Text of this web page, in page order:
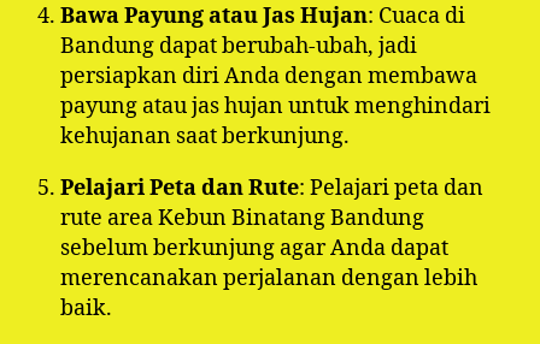
Bawa Payung atau Jas Hujan: Cuaca di
Bandung dapat berubah-ubah, jadi
persiapkan diri Anda dengan membawa
payung atau jas hujan untuk menghindari
kehujanan saat berkunjung.
Pelajari Peta dan Rute: Pelajari peta dan
rute area Kebun Binatang Bandung
sebelum berkunjung agar Anda dapat
merencanakan perjalanan dengan lebih
baik.